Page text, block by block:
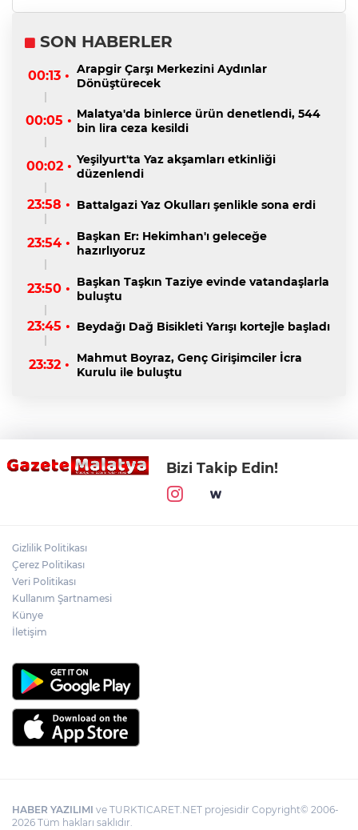
SON HABERLER
00:13 • Arapgir Çarşı Merkezini Aydınlar
Dönüştürecek
00:05 • Malatya'da binlerce ürün denetlendi, 544
bin lira ceza kesildi
00:02 • Yeşilyurt'ta Yaz akşamları etkinliği
düzenlendi
23:58 • Battalgazi Yaz Okulları şenlikle sona erdi
23:54 • Başkan Er: Hekimhan'ı geleceğe
hazırlıyoruz
23:50 • Başkan Taşkın Taziye evinde vatandaşlarla
buluştu
23:45 • Beydağı Dağ Bisikleti Yarışı kortejle başladı
23:32 •
Mahmut Boyraz, Genç Girişimciler İcra
Kurulu ile buluştu
Bizi Takip Edin!
Gizlilik Politikası
Çerez Politikası
Veri Politikası
Kullanım Şartnamesi
Künye
İletişim
HABER YAZILIMI ve TURKTICARET.NET projesidir Copyright© 2006-
2026 Tüm hakları saklıdır.